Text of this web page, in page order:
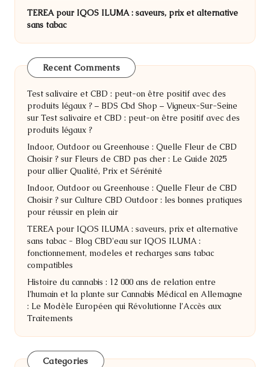
TEREA pour IQOS ILUMA : saveurs, prix et alternative
sans tabac
Recent Comments
Test salivaire et CBD : peut-on être positif avec des
produits légaux ? – BDS Cbd Shop – Vigneux-Sur-Seine
sur Test salivaire et CBD : peut-on être positif avec des
produits légaux ?
Indoor, Outdoor ou Greenhouse : Quelle Fleur de CBD
Choisir ? sur Fleurs de CBD pas cher : Le Guide 2025
pour allier Qualité, Prix et Sérénité
Indoor, Outdoor ou Greenhouse : Quelle Fleur de CBD
Choisir ? sur Culture CBD Outdoor : les bonnes pratiques
pour réussir en plein air
TEREA pour IQOS ILUMA : saveurs, prix et alternative
sans tabac - Blog CBD'eau sur IQOS ILUMA :
fonctionnement, modeles et recharges sans tabac
compatibles
Histoire du cannabis : 12 000 ans de relation entre
l'humain et la plante sur Cannabis Médical en Allemagne
: Le Modèle Européen qui Révolutionne l’Accès aux
Traitements
Categories